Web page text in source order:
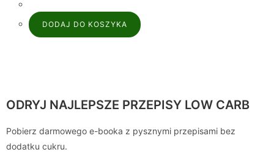
DODAJ DO KOSZYKA
ODRYJ NAJLEPSZE PRZEPISY LOW CARB
Pobierz darmowego e-booka z pysznymi przepisami bez
dodatku cukru.